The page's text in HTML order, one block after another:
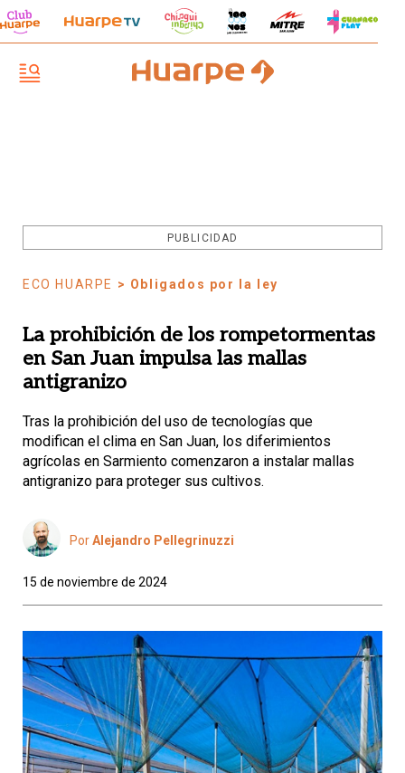
PUBLICIDAD
ECO HUARPE > Obligados por la ley
La prohibición de los rompetormentas
en San Juan impulsa las mallas
antigranizo
Tras la prohibición del uso de tecnologías que
modifican el clima en San Juan, los diferimientos
agrícolas en Sarmiento comenzaron a instalar mallas
antigranizo para proteger sus cultivos.
PorAlejandro Pellegrinuzzi
15 de noviembre de 2024